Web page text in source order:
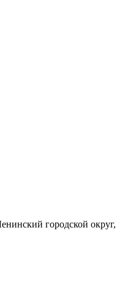
городской округ,